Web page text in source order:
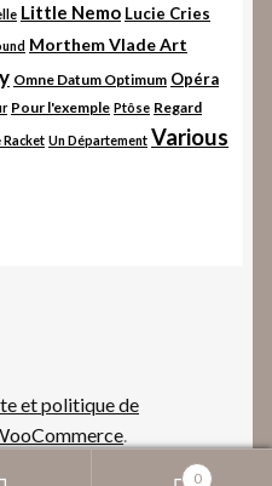
Little Nemo Lucie Cries
Morthem Vlade Art
Omne Datum Optimum Opéra
Pour l'exemple Ptôse Regard
Racket Un Département Various
et politique de
.
0